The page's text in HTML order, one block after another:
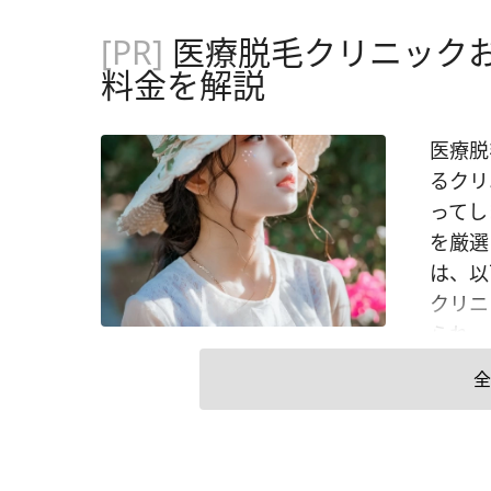
[PR] 医療脱毛クリニッ
料金を解説
医療脱毛をしてみたい！ しかし、医療脱毛を行っているクリニックがたくさんあるので、クリニック選びに迷ってしまいますよね。 そこで今回は、人気のクリニックを厳選して紹介したいと思います。今回ご紹介するのは、以下の17院です。 おすすめ医療脱毛クリニック17選 クリニック名 特徴 全身脱毛が159,000円（税抜）で受けられ、最短5カ月で終了可能 全身脱毛が189,000円（税抜）。予約が取りやすい独自システムを採用 全身脱毛が158,000円（税抜）。平日は21時まで診療しているため通いやすい 状態に応じて4つの脱毛機器を使い分け 医師によるカウンセリングを実施 85,000円（税抜）で全身脱毛できる ワキ脱毛が1回500円（税込）。脱毛回数が柔軟に選択可能 部位・回数ともにプランの選択肢が豊富 さまざまな医療脱毛機を使い分けた施術 肌質や毛質に合わせた「オーダーメイド脱毛」 脱毛の予約が取りやすい 見えるところだけを対象とした全身脱毛プランあり 会員向けプランがある カウンセリングの時間は無制限 全国のTCBグループにて脱毛を引き継げる 「ジェントルマックスプロ」使用で短時間の脱毛が可能に 初回利用時はお試し価格の施術が可能 人気の高いクリニックやそれぞれの料金も掲載しているので、各院の特徴と併せて選ぶ際の参考にしてみてください。 エミナルクリニック 全身脱毛が159,000円（税抜）で受けられる 1カ月に一度の施術で、最短5カ月で卒業できる 施術時間が60分と短いため、予約が取りやすい 全身脱毛料金 （顔・VIO除く） 159,000円（税抜）／5回 分割払いで月々2,980円（税抜） 全身脱毛料金 （顔かVIOどちらか） 219,000円（税抜）／5回 全身脱毛料金 （顔・VIO含む） 268,000円（税抜）／5回 脱毛機器 ・クリスタルプロ（ダイオードレーザー） 診療時間 11:00～21:00 ※休診日 不定休 人気の理由 2019年にオープンしたばかりですが、159,000円（税抜）という料金設定、最短5カ月で全身脱毛が完了するというスピードから、現在注目を集めているクリニックです。 使用している脱毛機器は、痛みを抑えつつ